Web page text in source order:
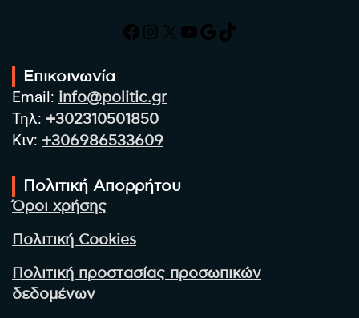
Facebook
Instagram
X YouTube
Google
TikTok
Επικοινωνία
Email: info@politic.gr
Τηλ: +302310501850
Κιν: +306986533609
Πολιτική Απορρήτου
Όροι χρήσης
Πολιτική Cookies
Πολιτική προστασίας προσωπικών
δεδομένων